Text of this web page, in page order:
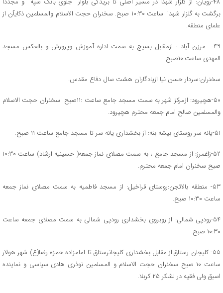
برگشت به گلزار شهدا ساعت ۱۰:۳۰ صبح. سخنران حجت الاسلام والمسلمین ذکایآن از
علمای منطقه.
۴۹- مرزن آباد : ازمقابل بسیج به سمت اداره آموزش وپرورش و بالعکس مسجد
المهدی ساعت:۱۰صبح
سخنران:سردار حسن نیا ازیادگاران هشت سال دفاع مقدس.
۵۰-هچیرود: ازمرکز شهر به سمت مسجد جامع ساعت :۱۱صبح سخنران حجت الاسلام
والمسلمین صالح امام جمعه محترم هچیرود.
۵۱-یانه سر روستای بیشه بنه: از بخشداری یانه سر تا مسجد جامع ساعت ۱۱ صبح.
۵۲-زاغمرز: از مسجد جامع ، به سمت مصلای نماز جمعه( حسینیه ارشاد) ساعت ۱۰:۳۰
صبح سخنران امام جمعه محترم.
۵۳- منطقه بالاتجن:روستای قراخیل: از مسجد فاطمیه به سمت مصلای نماز جمعه
ساعت ۱۰:۳۰ صبح.
۵۴-رودپی شمالی: از روبروی بخشداری رودپی شمالی به سمت مصلای جمعه ساعت
۱۰:۳۰ صبح.
۵۵- کلیجان رستاق:از مقابل بخشداری کلیجانرستاق تا امامزاده حمزه رضا(ع) شهر هولار
ساعت ۱۰ صبح سخنران حجت الاسلام و المسلمین نوذری هادی سیاسی و نماینده
اسبق ولی فقیه در لشکر ۲۵ کربلا.